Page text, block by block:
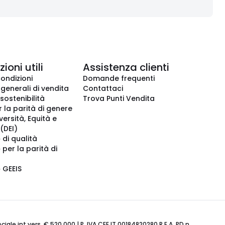
utili
di vendita
la parità di genere
Equità e
qualità
per la parità di
Assistenza clienti
Domande frequenti
Contattaci
Trova Punti Vendita